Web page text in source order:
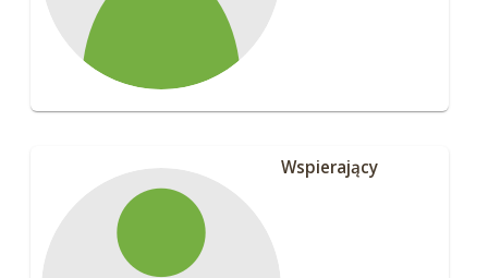
Wspierający